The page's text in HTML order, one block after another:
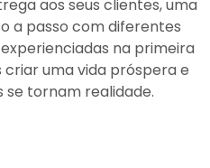
aos seus clientes, uma
a passo com diferentes
na primeira
uma vida próspera e
se tornam realidade.